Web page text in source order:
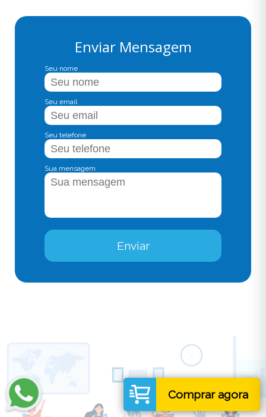
Comprar agora
Enviar Mensagem
Seu nome
Seu email
Seu telefone
Sua mensagem
Enviar